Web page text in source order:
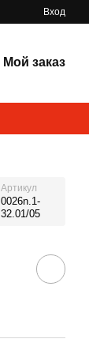
Вход
Мой заказ
Артикул
0026n.1-
32.01/05